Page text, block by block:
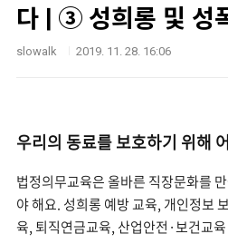
다 | ③ 성희롱 및 성
slowalk 2019. 11. 28. 16:06
우리의 동료를 보호하기 위해
법정의무교육은 올바른 직장문화를
야 해요. 성희롱 예방 교육, 개인정보
육, 퇴직연금교육, 산업안전·보건교